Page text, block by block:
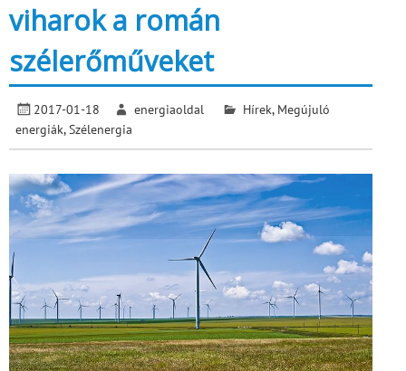
viharok a román
szélerőműveket
2017-01-18 energiaoldal Hírek, Megújuló
energiák,Szélenergia